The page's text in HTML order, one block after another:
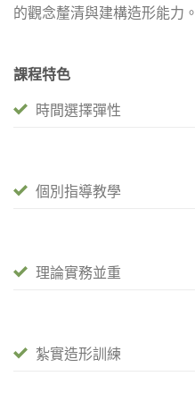
的觀念釐清與建構造形能力。
課程特色
時間選擇彈性
個別指導教學
理論實務並重
紮實造形訓練